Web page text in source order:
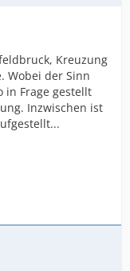
Kreuzung
Wobei der Sinn
in Frage gestellt
Inzwischen ist